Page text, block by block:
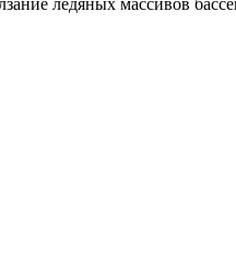
ледяных массивов